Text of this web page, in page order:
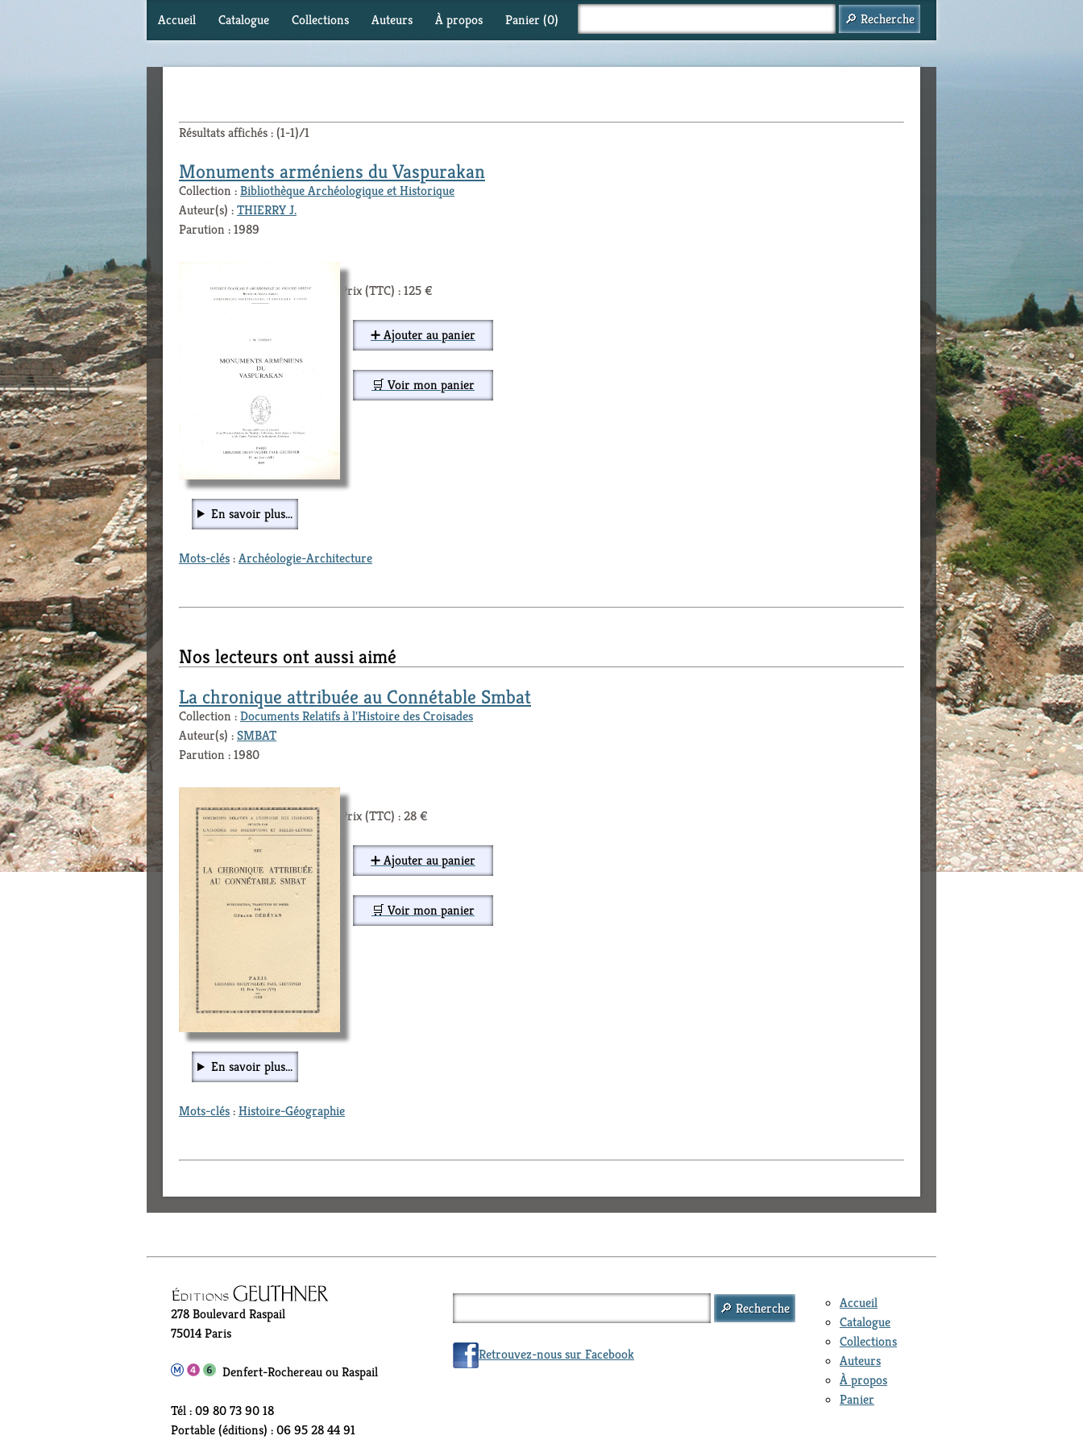
Accueil Catalogue Collections Auteurs À propos Panier (0)
Résultats affichés : (1-1)/1
Monuments arméniens du Vaspurakan
Collection :Bibliothèque Archéologique et Historique
Auteur(s) :THIERRY J.
Parution : 1989
Prix (TTC) : 125 €
➕ Ajouter au panier
🛒 Voir mon panier
En savoir plus...
Mots-clés:Archéologie-Architecture
Nos lecteurs ont aussi aimé
La chronique attribuée au Connétable Smbat
Collection :Documents Relatifs à l'Histoire des Croisades
Auteur(s) :SMBAT
Parution : 1980
Prix (TTC) : 28 €
➕ Ajouter au panier
🛒 Voir mon panier
En savoir plus...
Mots-clés:Histoire-Géographie
278 Boulevard Raspail
75014 Paris
Denfert-Rochereau ou Raspail
Tél : 09 80 73 90 18
Portable (éditions) : 06 95 28 44 91
Accueil
Catalogue
Collections
Auteurs
À propos
Panier
Retrouvez-nous sur Facebook